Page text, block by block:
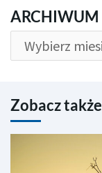
ARCHIWUM
ARCHIWUM
Zobacz także